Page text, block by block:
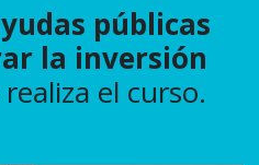
públicas
la inversión
el curso.